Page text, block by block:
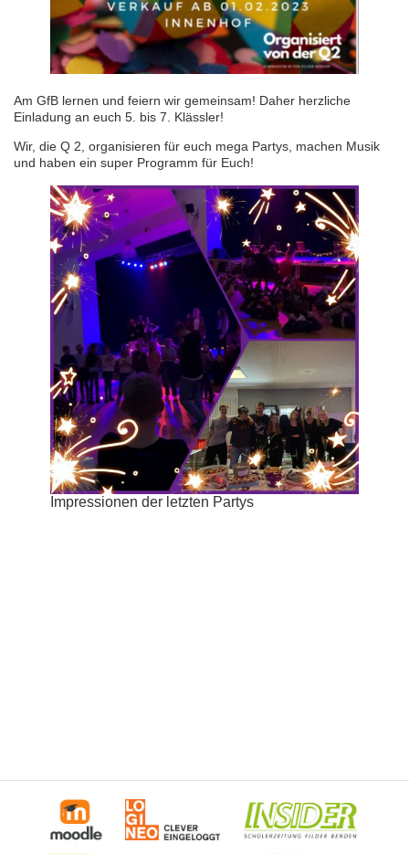
Am GfB lernen und feiern wir gemeinsam! Daher herzliche
Einladung an euch 5. bis 7. Klässler!
Wir, die Q 2, organisieren für euch mega Partys, machen Musik
und haben ein super Programm für Euch!
Impressionen der letzten Partys